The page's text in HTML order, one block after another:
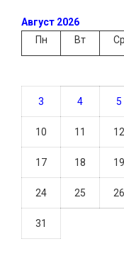
Август 2026
Пн
Вт Ср
3 4 5
10 11 12
17 18 19
24 25 26
31